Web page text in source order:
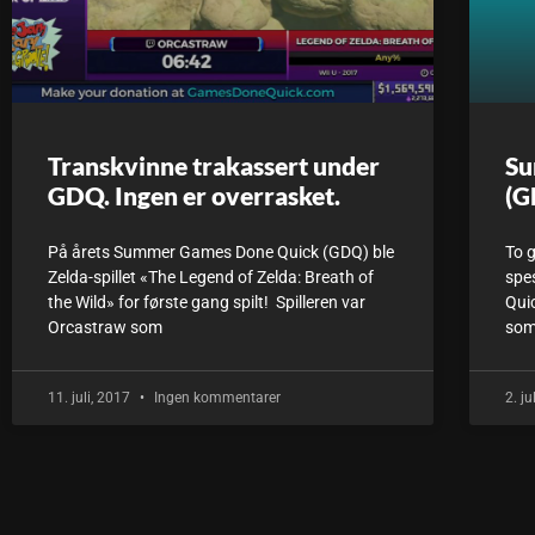
Transkvinne trakassert under
GDQ. Ingen er overrasket.
På årets Summer Games Done Quick (GDQ) ble
Zelda-spillet «The Legend of Zelda: Breath of
the Wild» for første gang spilt! Spilleren var
Orcastraw som
11. juli, 2017 Ingen kommentarer
To
2.